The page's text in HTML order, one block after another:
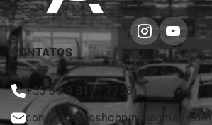
CONTATOS
+55 85 9 8191.7756
conceitoautoshopping@gmail.com